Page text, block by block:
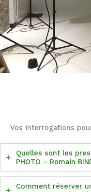
Vos interrogations
Quelles sont les
PHOTO – Romain
Comment réserver